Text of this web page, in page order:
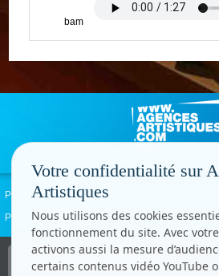
bam
Politique de confidentialité
Paramètres cookies
Tous
Votre confidentialité sur
Artistiques
Nous utilisons des cookies
fonctionnement du site. Avec
activons aussi la mesure
certains contenus vidéo YouTube